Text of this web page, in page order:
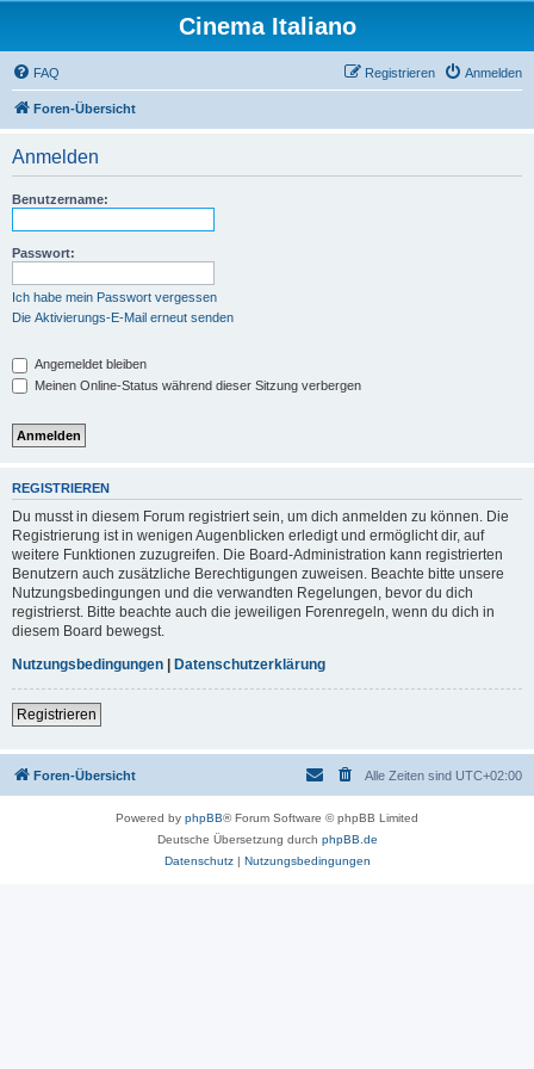
Cinema Italiano
FAQ Anmelden
Registrieren
Foren-Übersicht
Anmelden
Benutzername:
Passwort:
Ich habe mein Passwort vergessen
Die Aktivierungs-E-Mail erneut senden
Angemeldet bleiben
Meinen Online-Status während dieser Sitzung verbergen
REGISTRIEREN
Du musst in diesem Forum registriert sein, um dich anmelden zu können. Die
Registrierung ist in wenigen Augenblicken erledigt und ermöglicht dir, auf
weitere Funktionen zuzugreifen. Die Board-Administration kann registrierten
Benutzern auch zusätzliche Berechtigungen zuweisen. Beachte bitte unsere
Nutzungsbedingungen und die verwandten Regelungen, bevor du dich
registrierst. Bitte beachte auch die jeweiligen Forenregeln, wenn du dich in
diesem Board bewegst.
Nutzungsbedingungen | Datenschutzerklärung
Registrieren
Foren-Übersicht Alle Zeiten sind UTC+02:00
Powered by phpBB® Forum Software © phpBB Limited
Deutsche Übersetzung durch phpBB.de
Datenschutz| Nutzungsbedingungen